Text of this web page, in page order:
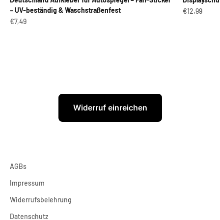
– UV-beständig & Waschstraßenfest
Angebot
€7,49
Angebot
€12,99
Widerruf einreichen
AGBs
Impressum
Widerrufsbelehrung
Datenschutz